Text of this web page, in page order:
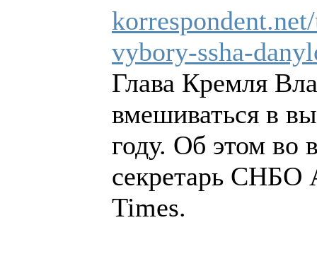
vybory-ssha-
Глава Кремля
вмешиваться в
году. Об этом во
секретарь СНБО
Times.